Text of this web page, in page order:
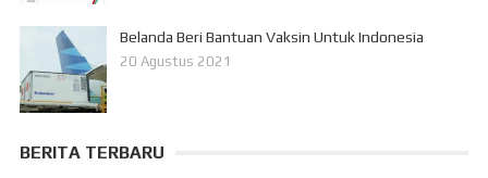
Belanda Beri Bantuan Vaksin Untuk Indonesia
20 Agustus 2021
BERITA TERBARU